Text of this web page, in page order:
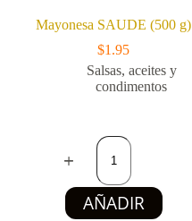
Mayonesa SAUDE (500 g)
$1.95
Salsas, aceites y
condimentos
Mayonesa
SAUDE
(500
g)
cantidad
AÑADIR